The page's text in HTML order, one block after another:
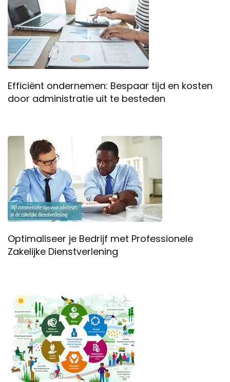
Efficiënt ondernemen: Bespaar tijd en kosten
door administratie uit te besteden
Optimaliseer je Bedrijf met Professionele
Zakelijke Dienstverlening